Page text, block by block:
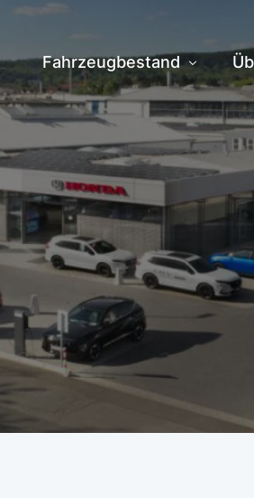
Fahrzeugbestand
Fahrzeuge vor Ort
Zentrallager